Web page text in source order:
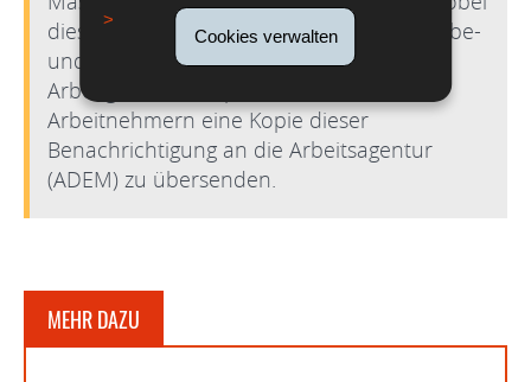
Cookies verwalten
diese wiederum eine Kopie an das Gewerbe-
und Grubenaufsichtsamt weiterleitet. Der
Arbeitgeber ist verpflichtet, den
Arbeitnehmern eine Kopie dieser
Benachrichtigung an die Arbeitsagentur
(ADEM) zu übersenden.
MEHR DAZU